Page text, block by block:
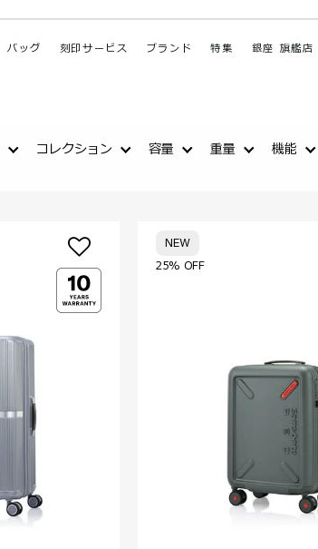
バッグ 刻印サービス ブランド 特集 銀座 旗艦店
コレクション 容量 重量 機能
25% OFF
NEW